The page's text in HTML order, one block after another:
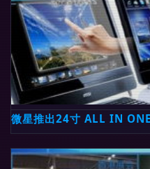
微星推出24寸 ALL IN